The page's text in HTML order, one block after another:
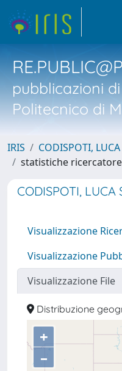
pubblicazioni
Politecnico di
IRIS
CODISPOTI,
statistiche ricercatore
CODISPOTI, LUCA
Visualizzazione
Visualizzazione
Visualizzazione File
Distribuzione
+
–